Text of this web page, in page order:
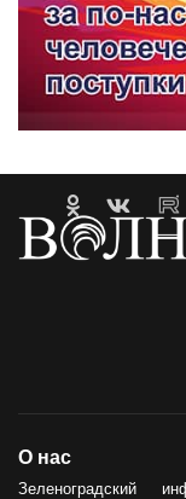
О нас
Зеленоградский